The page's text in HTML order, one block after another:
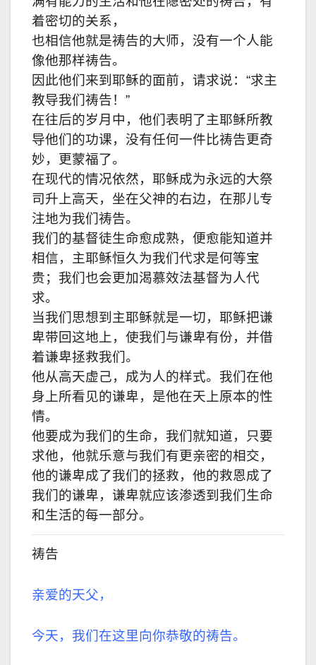
着密切的关系，
也相信他就是祷告的大师，没有一个人能
像他那样祷告。
因此他们来到耶稣的面前，请求说：“求主
教导我们祷告！”
在往后的岁月中，他们表明了主耶稣所教
导他们的功课，没有任何一件比祷告更奇
妙，更蒙福了。
在现代的情况依然，耶稣成为永远的大祭
司升上高天，坐在父神的右边，在那儿专
注地为我们祷告。
我们的基督徒生命愈成熟，便愈能知道并
相信，主耶稣恒久为我们代求是何等宝
贵；我们也会更加渴慕效法基督为人代
求。
当我们思想到主耶稣就是一切，耶稣把谦
卑带回这地上，使我们与谦卑有份，并借
着谦卑拯救我们。
他从高天虚己，成为人的样式。我们在他
身上所看见的谦卑，是他在天上原本的性
情。
他要成为我们的生命，我们就知道，只要
求他，他就乐意与我们有更亲密的相交，
他的谦卑成了我们的拯救，他的救恩成了
我们的谦卑，谦卑就应该渗透到我们生命
和生活的每一部分。
祷告
亲爱的天父，
今天，我们在这里向你恭敬的祷告。